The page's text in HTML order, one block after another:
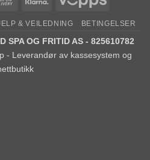
& VEILEDNING BETINGELSER
SPA OG FRITID AS - 825610782
- Leverandør av kassesystem og